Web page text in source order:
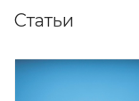
Статьи